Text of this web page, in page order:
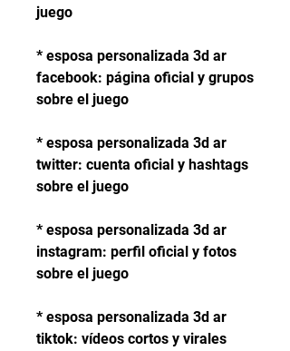
juego
* esposa personalizada 3d ar
facebook: página oficial y grupos
sobre el juego
* esposa personalizada 3d ar
twitter: cuenta oficial y hashtags
sobre el juego
* esposa personalizada 3d ar
instagram: perfil oficial y fotos
sobre el juego
* esposa personalizada 3d ar
tiktok: vídeos cortos y virales